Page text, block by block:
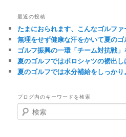
最近の投稿
たまにおられます、こんなゴルファ
無理をせず健康な汗をかいて夏のゴ
ゴルフ振興の一環「チーム対抗戦」
夏のゴルフではポロシャツの裾出し
夏のゴルフでは水分補給をしっかり。
ブログ内のキーワードを検索
検
索